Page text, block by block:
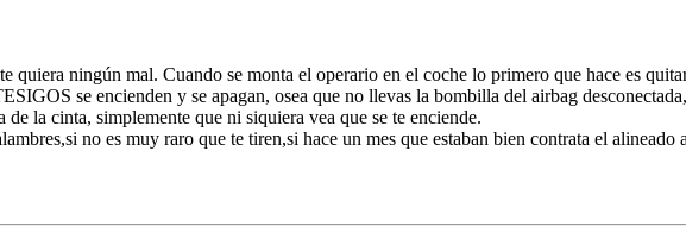
quiera ningún mal. Cuando se monta el operario en el coche lo primero que hace es
se encienden y se apagan, osea que no llevas la bombilla del airbag
la cinta, simplemente que ni siquiera vea que se te enciende.
no es muy raro que te tiren,si hace un mes que estaban bien contrata el alineado